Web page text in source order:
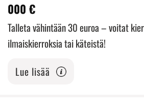
000 €
Talleta vähintään 30 euroa – voitat
ilmaiskierroksia tai käteistä!
Lue lisää